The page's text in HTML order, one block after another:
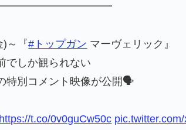
)～『#トップガン マーヴェリック』
でしか観られない
特別コメント映像が公開🗣️
https://t.co/0v0guCw50c